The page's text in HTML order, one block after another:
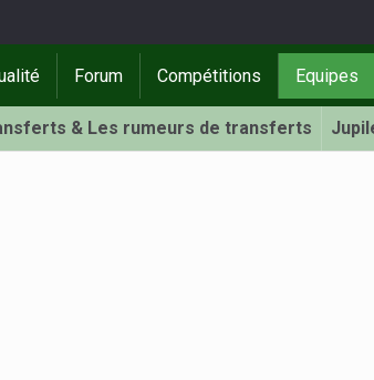
Forum Compétitions Equipes
& Les rumeurs de transferts